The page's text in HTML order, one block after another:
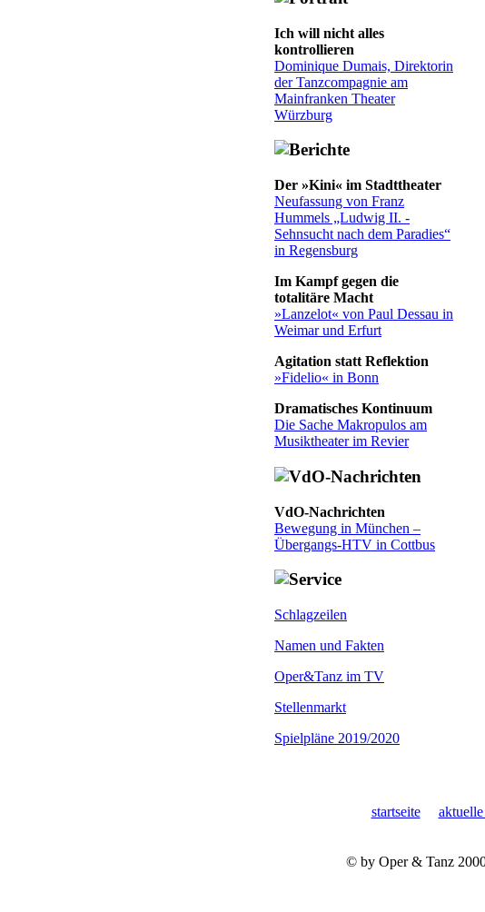
Ich will nicht alles
kontrollieren
Dominique Dumais, Direktorin
der Tanzcompagnie am
Mainfranken Theater
Würzburg
Der »Kini« im Stadttheater
Neufassung von Franz
Hummels „Ludwig II. -
Sehnsucht nach dem Paradies“
in Regensburg
Im Kampf gegen die
totalitäre Macht
»Lanzelot« von Paul Dessau in
Weimar und Erfurt
Agitation statt Reflektion
»Fidelio« in Bonn
Dramatisches Kontinuum
Die Sache Makropulos am
Musiktheater im Revier
VdO-Nachrichten
Bewegung in München –
Übergangs-HTV in Cottbus
Schlagzeilen
Namen und Fakten
Oper&Tanz im TV
Stellenmarkt
Spielpläne 2019/2020
startseite aktuelle
© by Oper & Tanz